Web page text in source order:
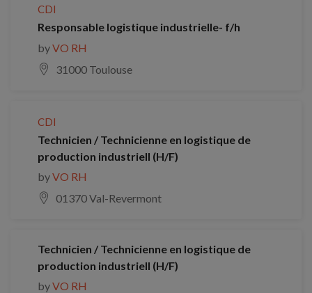
CDI
Responsable logistique industrielle- f/h
byVO RH
31000 Toulouse
CDI
Technicien / Technicienne en logistique de
production industriell (H/F)
byVO RH
01370 Val-Revermont
Technicien / Technicienne en logistique de
production industriell (H/F)
byVO RH